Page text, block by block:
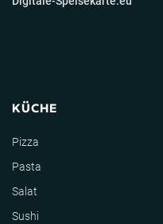
KÜCHE
Pizza
Pasta
Salat
Sushi